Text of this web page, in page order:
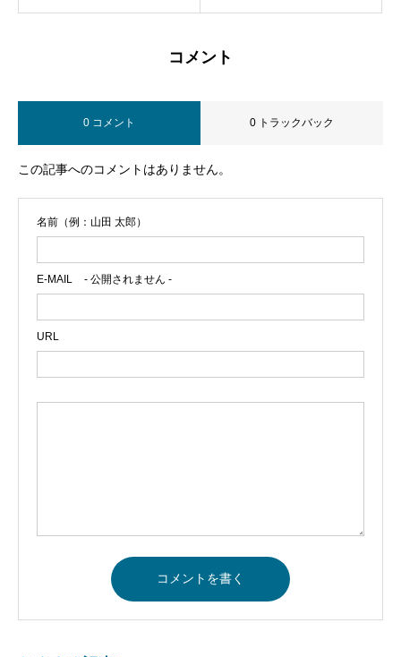
コメント
0 コメント 0 トラックバック
この記事へのコメントはありません。
名前（例：山田 太郎）
E-MAIL - 公開されません -
URL